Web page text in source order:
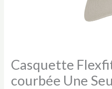
Casquette
courbée Une